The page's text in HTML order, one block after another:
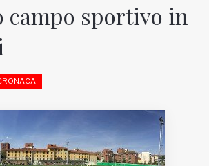
campo sportivo in